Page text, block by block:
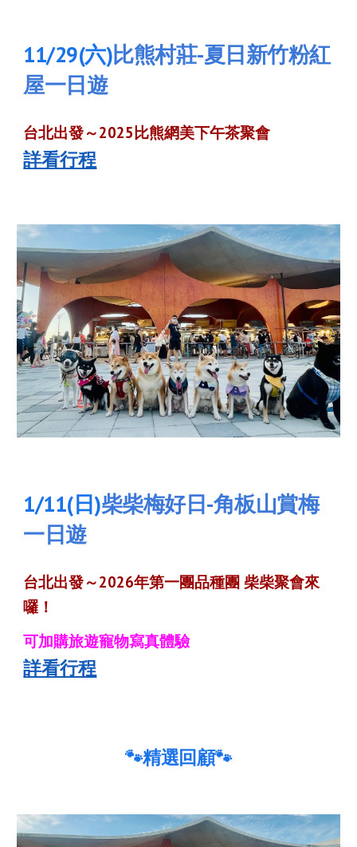
11/29(六)比熊村莊-夏日新竹粉紅
屋一日遊
台北出發～2025比熊網美下午茶聚會
詳看行程
1/11(日)柴柴梅好日-角板山賞梅
一日遊
台北出發～2026年第一團品種團 柴柴聚會來
囉！
可加購旅遊寵物寫真體驗
詳看行程
🐾精選回顧🐾